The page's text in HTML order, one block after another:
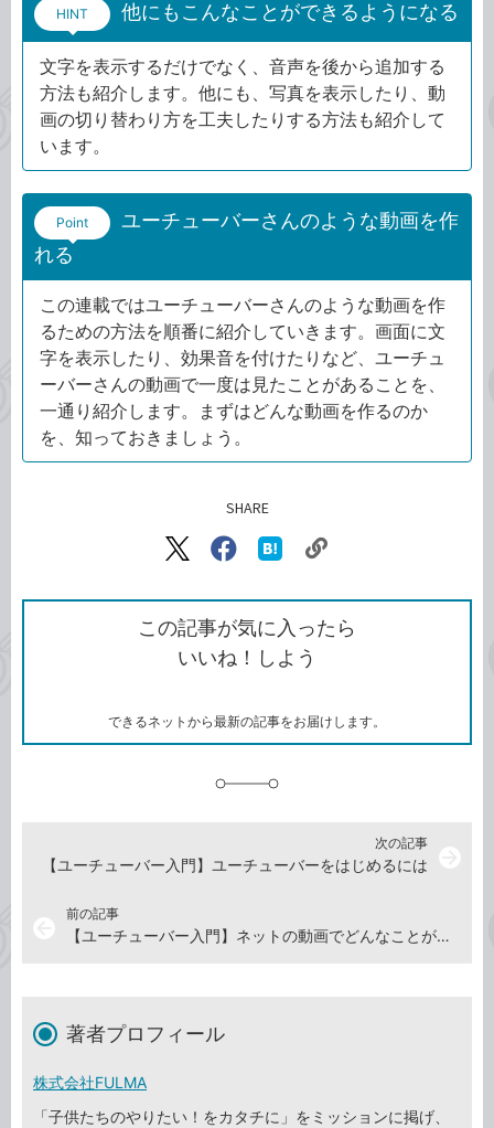
HINT 他にもこんなことができるようになる
文字を表示するだけでなく、音声を後から追加する
方法も紹介します。他にも、写真を表示したり、動
画の切り替わり方を工夫したりする方法も紹介して
います。
Point
ユーチューバーさんのような動画を作
れる
この連載ではユーチューバーさんのような動画を作
るための方法を順番に紹介していきます。画面に文
字を表示したり、効果音を付けたりなど、ユーチュ
ーバーさんの動画で一度は見たことがあることを、
一通り紹介します。まずはどんな動画を作るのか
を、知っておきましょう。
SHARE
X（旧
で
シ
ェ
ア
Facebook
シ
ェ
ア
な
ッ
ク
ク
ク
を
コ
この記事が気に入ったら
いいね！しよう
できるネットから最新の記事をお届けします。
前の記事
【ユーチューバー入門】ネットの動画でどんなことができる？
次の記事
【ユーチューバー入門】ユーチューバーをはじめるには
著者プロフィール
株式会社FULMA
「子供たちのやりたい！をカタチに」をミッションに掲げ、